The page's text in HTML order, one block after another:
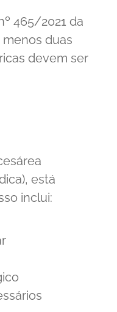
465/2021 da
duas
devem ser
está
inclui: